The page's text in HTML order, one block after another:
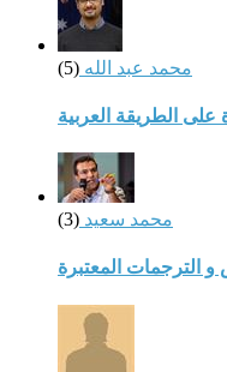
محمد عبد الله (5)
على الطريقة العربية
محمد سعيد (3)
الترجمات المعتبرة